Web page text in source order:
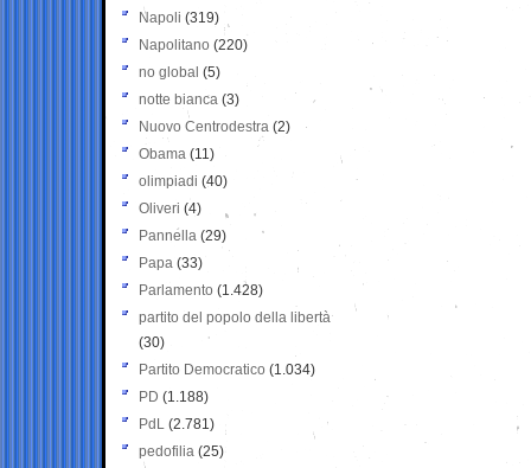
Napoli (319)
Napolitano (220)
no global (5)
notte bianca (3)
Nuovo Centrodestra (2)
Obama (11)
olimpiadi (40)
Oliveri (4)
Pannella (29)
Papa (33)
Parlamento (1.428)
partito del popolo della libertà
(30)
Partito Democratico (1.034)
PD (1.188)
PdL (2.781)
pedofilia (25)